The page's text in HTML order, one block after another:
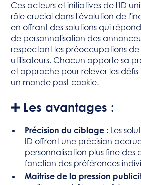
Ces acteurs et initiatives de l'ID
rôle crucial dans l'évolution de
en offrant des solutions qui
de personnalisation des
respectant les préoccupations
utilisateurs. Chacun apporte sa
et approche pour relever les
un monde post-cookie.
➕ Les avantages :
Précision du ciblage : Les
ID offrent une précision
personnalisation plus fine des
fonction des préférences
Maitrise de la pression